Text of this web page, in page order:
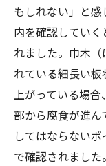
もしれない」と
内を確認してい
れました。巾木
れている細長い
上がっている場
部から腐食が進
してはならない
で確認されまし